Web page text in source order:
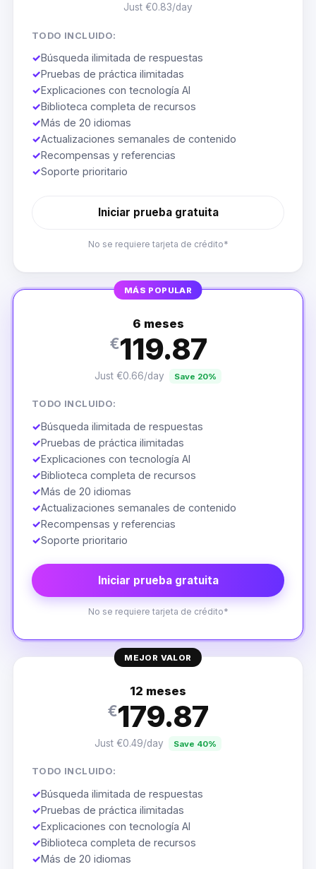
Just €0.83/day
TODO INCLUIDO:
✓Búsqueda ilimitada de respuestas
✓Pruebas de práctica ilimitadas
✓Explicaciones con tecnología AI
✓Biblioteca completa de recursos
✓Más de 20 idiomas
✓Actualizaciones semanales de contenido
✓Recompensas y referencias
✓Soporte prioritario
Iniciar prueba gratuita
No se requiere tarjeta de crédito*
MÁS POPULAR
6 meses
€119.87
Just €0.66/day Save 20%
TODO INCLUIDO:
✓Búsqueda ilimitada de respuestas
✓Pruebas de práctica ilimitadas
✓Explicaciones con tecnología AI
✓Biblioteca completa de recursos
✓Más de 20 idiomas
✓Actualizaciones semanales de contenido
✓Recompensas y referencias
✓Soporte prioritario
Iniciar prueba gratuita
No se requiere tarjeta de crédito*
MEJOR VALOR
12 meses
€179.87
Just €0.49/day Save 40%
TODO INCLUIDO:
✓Búsqueda ilimitada de respuestas
✓Pruebas de práctica ilimitadas
✓Explicaciones con tecnología AI
✓Biblioteca completa de recursos
✓Más de 20 idiomas